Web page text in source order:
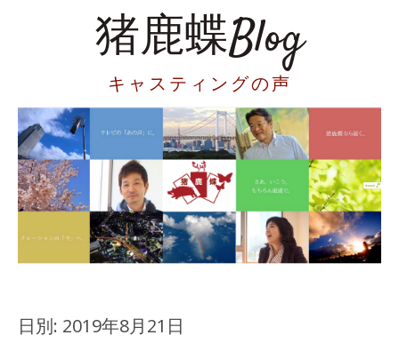
猪鹿蝶Blog
キャスティングの声
日別: 2019年8月21日